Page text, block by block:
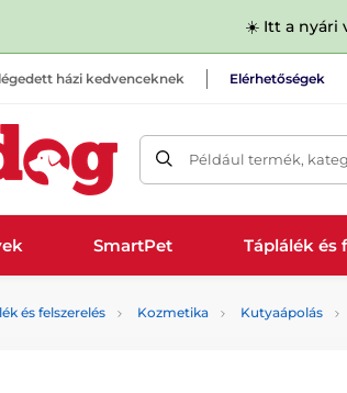
☀️ Itt a nyári
házi kedvenceknek Elérhetőségek
Például termék,
SmartPet Táplálék és
és felszerelés Kozmetika Kutyaápolás